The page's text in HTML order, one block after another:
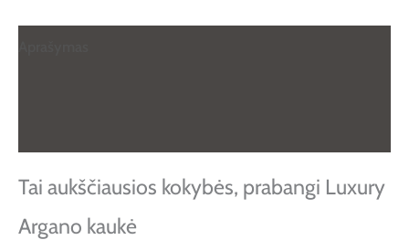
Tai aukščiausios kokybės, prabangi Luxury
Argano kaukė